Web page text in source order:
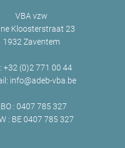
VBA vzw
Kloosterstraat 23
1932 Zaventem
+32 (0)2 771 00 44
info@adeb-vba.be
: 0407 785 327
: BE0407 785 327